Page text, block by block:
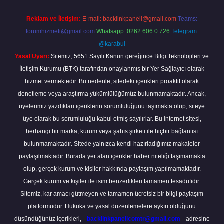
Reklam ve İletişim: E-mail: backlinkpaneli@gmail.com Teams:
forumhizmeti@gmail.com Whatsapp: 0262 606 0 726 Telegram:
@karabul
Yasal Uyarı: Sitemiz, 5651 Sayılı Kanun gereğince Bilgi Teknolojileri ve
İletişim Kurumu (BTK) tarafından onaylanmış bir Yer Sağlayıcı olarak
hizmet vermektedir. Bu nedenle, sitedeki içerikleri proaktif olarak
denetleme veya araştırma yükümlülüğümüz bulunmamaktadır. Ancak,
üyelerimiz yazdıkları içeriklerin sorumluluğunu taşımakta olup, siteye
üye olarak bu sorumluluğu kabul etmiş sayılırlar. Bu internet sitesi,
herhangi bir marka, kurum veya şahıs şirketi ile hiçbir bağlantısı
bulunmamaktadır. Sitede yalnızca kendi hazırladığımız makaleler
paylaşılmaktadır. Burada yer alan içerikler haber niteliği taşımamakta
olup, gerçek kurum ve kişiler hakkında paylaşım yapılmamaktadır.
Gerçek kurum ve kişiler ile isim benzerlikleri tamamen tesadüfidir.
Sitemiz, kar amacı gütmeyen ve tamamen ücretsiz bir bilgi paylaşım
platformudur. Hukuka ve yasal düzenlemelere aykırı olduğunu
düşündüğünüz içerikleri,
backlinkpanelicomtr@gmail.com adresine